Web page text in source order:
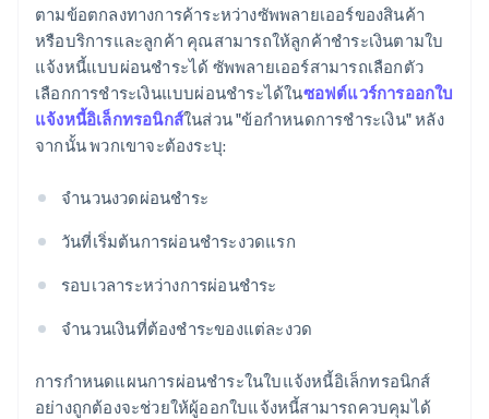
ตามข้อตกลงทางการค้าระหว่างซัพพลายเออร์ของสินค้า
หรือบริการและลูกค้า คุณสามารถให้ลูกค้าชําระเงินตามใบ
แจ้งหนี้แบบผ่อนชําระได้ ซัพพลายเออร์สามารถเลือกตัว
เลือกการชําระเงินแบบผ่อนชําระได้ในซอฟต์แวร์การออกใบ
แจ้งหนี้อิเล็กทรอนิกส์ในส่วน "ข้อกําหนดการชําระเงิน" หลัง
จากนั้น พวกเขาจะต้องระบุ:
จํานวนงวดผ่อนชําระ
วันที่เริ่มต้นการผ่อนชําระงวดแรก
รอบเวลาระหว่างการผ่อนชําระ
จํานวนเงินที่ต้องชําระของแต่ละงวด
การกำหนดแผนการผ่อนชำระในใบแจ้งหนี้อิเล็กทรอนิกส์
อย่างถูกต้องจะช่วยให้ผู้ออกใบแจ้งหนี้สามารถควบคุมได้